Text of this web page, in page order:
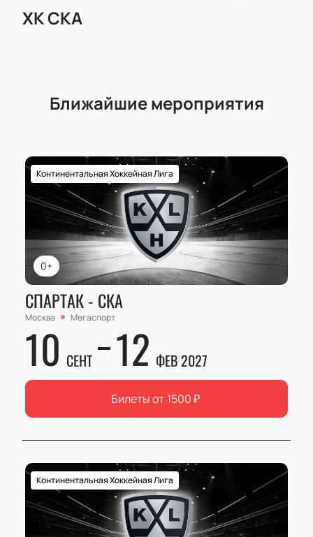
ХК СКА
Ближайшие мероприятия
0+
Континентальная Хоккейная Лига
СПАРТАК - СКА
Москва Мегаспорт
10 СЕНТ 12 ФЕВ 2027
Билеты от 1500₽
Континентальная Хоккейная Лига